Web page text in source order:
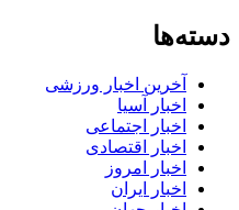
دسته‌ها
آخرین اخبار ورزشی
اخبار آسیا
اخبار اجتماعی
اخبار اقتصادی
اخبار امروز
اخبار ایران